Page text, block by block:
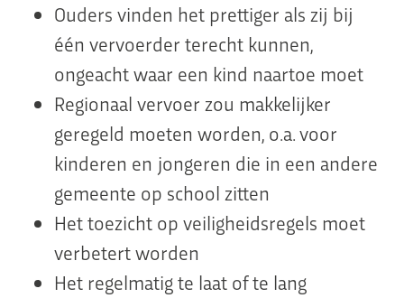
Ouders vinden het prettiger als zij bij
één vervoerder terecht kunnen,
ongeacht waar een kind naartoe moet
Regionaal vervoer zou makkelijker
geregeld moeten worden, o.a. voor
kinderen en jongeren die in een andere
gemeente op school zitten
Het toezicht op veiligheidsregels moet
verbetert worden
Het regelmatig te laat of te lang